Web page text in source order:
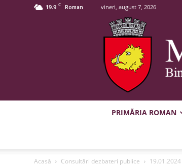
19.9 C Roman vineri, august 7, 2026
PRIMĂRIA ROMAN
Acasă Consultări dezbateri publice 19.01.2024